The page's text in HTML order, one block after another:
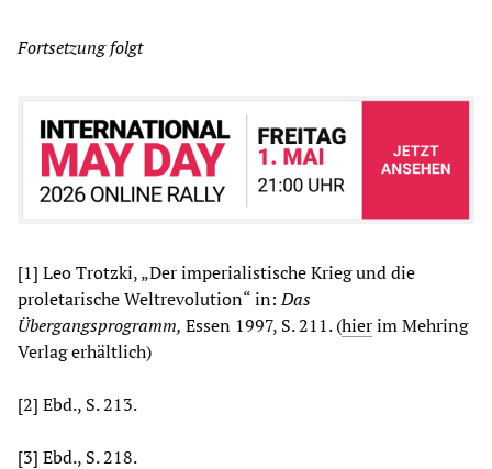
Fortsetzung folgt
[1] Leo Trotzki, „Der imperialistische Krieg und die
proletarische Weltrevolution“ in:Das
Übergangsprogramm, Essen 1997, S. 211. (hierim Mehring
Verlag erhältlich)
[2] Ebd., S. 213.
[3] Ebd., S. 218.